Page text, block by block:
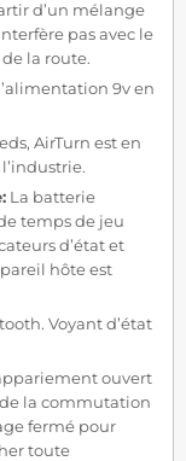
d’un mélange
pas avec le
la route.
9v en
AirTurn est en
La batterie
temps de jeu
d’état et
hôte est
Voyant d’état
ouvert
la commutation
fermé pour
toute